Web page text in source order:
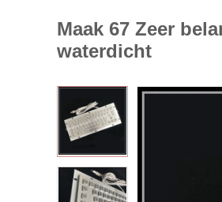
Maak 67 Zeer
waterdicht